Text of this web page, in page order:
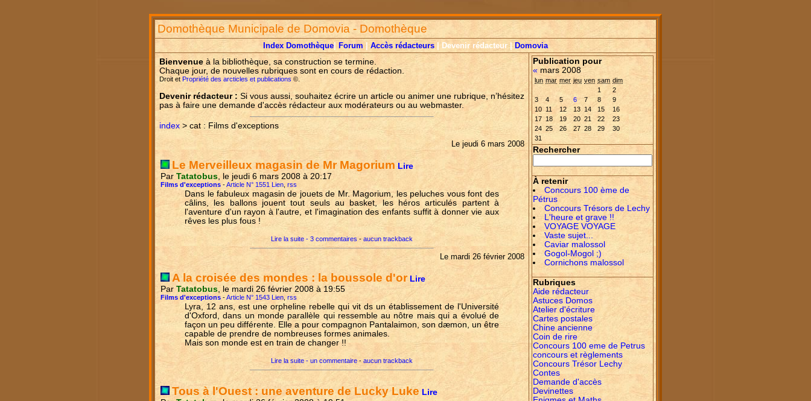
Domothèque Municipale de Domovia - Domothèque
Index Domothèque Forum Accès rédacteurs | Devenir rédacteur |Domovia
Bienvenue à la bibliothèque, sa construction se termine.
Chaque jour, de nouvelles rubriques sont en cours de rédaction.
Droit et Propriété des arcticles et publications ©.
Devenir rédacteur : Si vous aussi, souhaitez écrire un article ou animer une rubrique, n’hésitez
pas à faire une demande d'accès rédacteur aux modérateurs ou au webmaster.
index > cat : Films d'exceptions
Le jeudi 6 mars 2008
Le Merveilleux magasin de Mr Magorium Lire
Par Tatatobus , le jeudi 6 mars 2008 à 20:17
Films d'exceptions -Article N° 1551 Lien rss
Dans le fabuleux magasin de jouets de Mr. Magorium, les peluches vous font des
câlins, les ballons jouent tout seuls au basket, les héros articulés partent à
l'aventure d'un rayon à l'autre, et l'imagination des enfants suffit à donner vie aux
rêves les plus fous !
Lire la suite - 3 commentaires - aucun trackback
Le mardi 26 février 2008
A la croisée des mondes : la boussole d'or Lire
Par Tatatobus, le mardi 26 février 2008 à 19:55
Films d'exceptions -Article N° 1543 Lien rss
Lyra, 12 ans, est une orpheline rebelle qui vit ds un établissement de l'Université
d'Oxford, dans un monde parallèle qui ressemble au nôtre mais qui a évolué de
façon un peu différente. Elle a pour compagnon Pantalaimon, son dæmon, un être
capable de prendre de nombreuses formes animales.
Mais son monde est en train de changer !!
Lire la suite - un commentaire - aucun trackback
Tous à l'Ouest : une aventure de Lucky Luke Lire
Publication pour
« mars 2008
lun mar mer jeu ven sam dim
1
2
3
4 5 6 7 8
9
10 11 12 13 14 15
16
17 18 19 20 21 22
23
24 25 26 27 28 29
30
31
Rechercher
À retenir
Concours 100 ème de
Pétrus
Concours Trésors de Lechy
L'heure et grave !!
VOYAGE VOYAGE
Vaste sujet...
Caviar malossol
Gogol-Mogol ;)
Cornichons malossol
Rubriques
Aide rédacteur
Astuces Domos
Atelier d'écriture
Cartes postales
Chine ancienne
Coin de rire
Concours 100 eme de Petrus
concours et règlements
Concours Trésor Lechy
Contes
Demande d'accès
Devinettes